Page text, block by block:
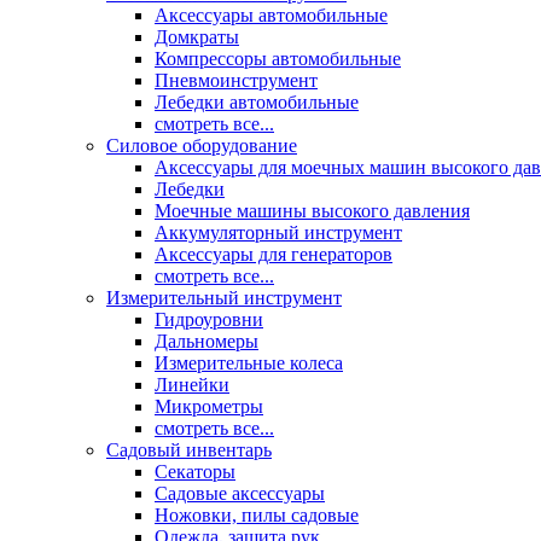
Аксессуары автомобильные
Домкраты
Компрессоры автомобильные
Пневмоинструмент
Лебедки автомобильные
смотреть все...
Силовое оборудование
Аксессуары для моечных машин высокого
Лебедки
Моечные машины высокого давления
Аккумуляторный инструмент
Аксессуары для генераторов
смотреть все...
Измерительный инструмент
Гидроуровни
Дальномеры
Измерительные колеса
Линейки
Микрометры
смотреть все...
Садовый инвентарь
Секаторы
Садовые аксессуары
Ножовки, пилы садовые
Одежда, защита рук